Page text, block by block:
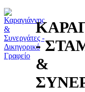
-
&